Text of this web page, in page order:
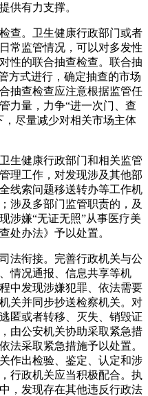
供有力支撑。
查。卫生健康行政部门或者
常监管情况，可以对多发性
性的联合抽查检查。联合抽
方式进行，确定抽查的市场
抽查检查应注意根据监管任
力量，力争“进一次门、查
，尽量减少对相关市场主体
生健康行政部门和相关监管
理工作，对发现涉及其他部
线索问题移送转办等工作机
涉及多部门监管职责的，及
涉嫌“无证无照”从事医疗美
处办法》予以处置。
法衔接。完善行政机关与公
情况通报、信息共享等机
中发现涉嫌犯罪、依法需要
关并同步抄送检察机关。对
匿或者转移、灭失、销毁证
由公安机关协助采取紧急措
法采取紧急措施予以处置。
作出检验、鉴定、认定和涉
行政机关应当积极配合。执
，发现存在其他违反行政法